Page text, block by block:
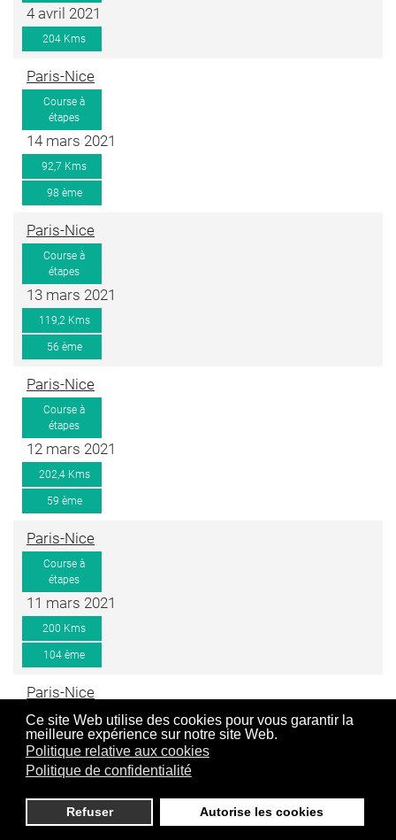
Ce site Web utilise des cookies pour vous garantir la
meilleure expérience sur notre site Web.
Politique relative aux cookies
Politique de confidentialité
Refuser Autorise les cookies
4 avril 2021
204 Kms
Paris-Nice
Course à
étapes
14 mars 2021
92,7 Kms
98 ème
Paris-Nice
Course à
étapes
13 mars 2021
119,2 Kms
56 ème
Paris-Nice
Course à
étapes
12 mars 2021
202,4 Kms
59 ème
Paris-Nice
Course à
étapes
11 mars 2021
200 Kms
104 ème
Paris-Nice
Course à
étapes
10 mars 2021
93 ème
En utilisant ce site Web, vous acceptez l'utilisation de
cookies comme décrit dans notre politique de